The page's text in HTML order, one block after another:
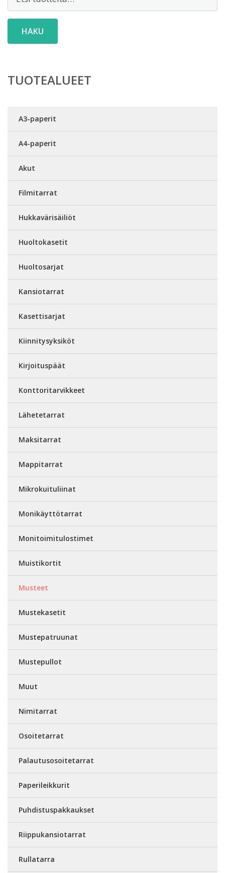
HAKU
TUOTEALUEET
A3-paperit
A4-paperit
Akut
Filmitarrat
Hukkavärisäiliöt
Huoltokasetit
Huoltosarjat
Kansiotarrat
Kasettisarjat
Kiinnitysyksiköt
Kirjoituspäät
Konttoritarvikkeet
Lähetetarrat
Maksitarrat
Mappitarrat
Mikrokuituliinat
Monikäyttötarrat
Monitoimitulostimet
Muistikortit
Musteet
Mustekasetit
Mustepatruunat
Mustepullot
Muut
Nimitarrat
Osoitetarrat
Palautusosoitetarrat
Paperileikkurit
Puhdistuspakkaukset
Riippukansiotarrat
Rullatarra